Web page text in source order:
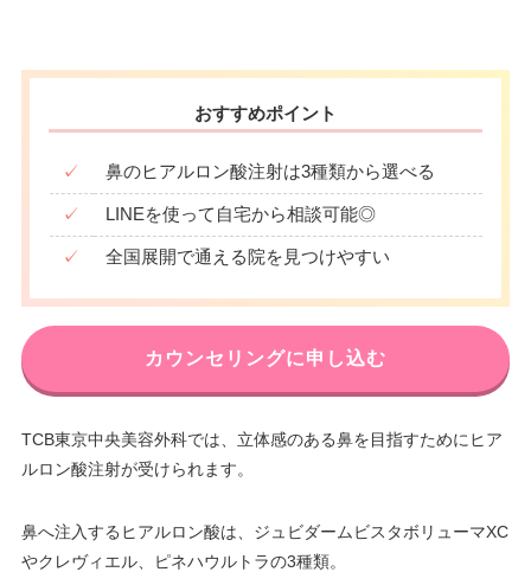
おすすめポイント
✓ 鼻のヒアルロン酸注射は3種類から選べる
✓ LINEを使って自宅から相談可能◎
✓ 全国展開で通える院を見つけやすい
カウンセリングに申し込む
TCB東京中央美容外科では、立体感のある鼻を目指すためにヒア
ルロン酸注射が受けられます。
鼻へ注入するヒアルロン酸は、ジュビダームビスタボリューマXC
やクレヴィエル、ピネハウルトラの3種類。